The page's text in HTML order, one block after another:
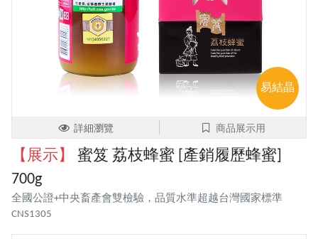
易結晶
詳細瀏覽 商品展示用
【展示】
蜜笈 荔枝蜂蜜 [產銷履歷蜂蜜]
700g
全國公證+中央畜產會雙檢驗，品質水準超越台灣國家標準
CNS1305